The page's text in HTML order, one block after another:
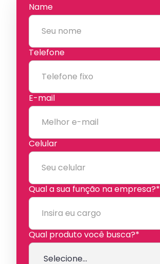
Name
Telefone
E-mail
Celular
Qual a sua função na empresa?*
Qual produto você busca?*